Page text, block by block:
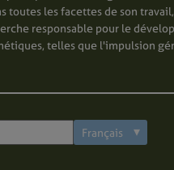
toutes les facettes de son
responsable pour le
telles que l'impulsion